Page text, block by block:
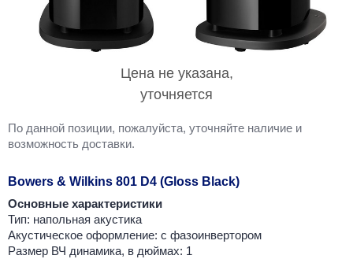
Цена не указана,
уточняется
По данной позиции, пожалуйста, уточняйте наличие и
возможность доставки.
Bowers & Wilkins 801 D4 (Gloss Black)
Основные характеристики
Тип: напольная акустика
Акустическое оформление: с фазоинвертором
Размер ВЧ динамика, в дюймах: 1